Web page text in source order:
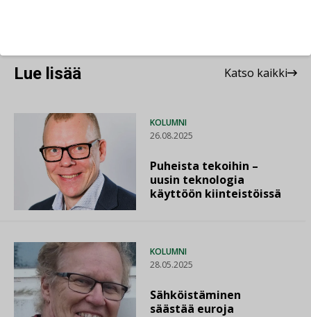
Lue lisää Katso kaikki
KOLUMNI
26.08.2025
Puheista tekoihin –
uusin teknologia
käyttöön kiinteistöissä
KOLUMNI
28.05.2025
Sähköistäminen
säästää euroja